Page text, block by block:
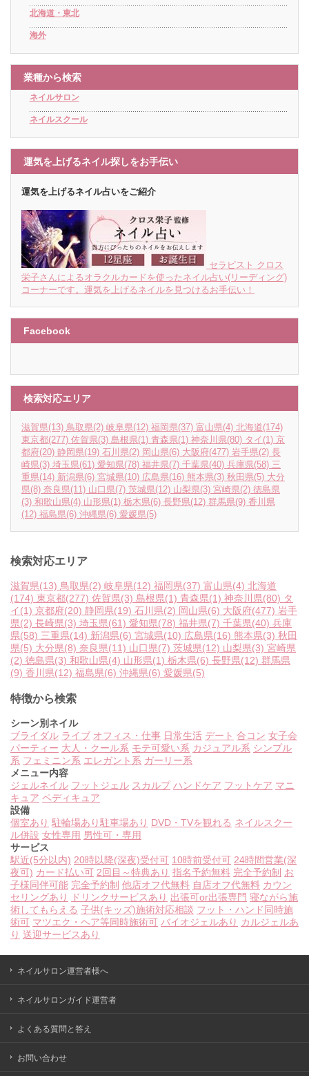
北海道・東北
海外
業種から検索
ネイルサロン
ネイルスクール
運気を上げるネイル探しをお手伝い
運気を上げるネイル占いをご紹介
セラピスト クロス
栄子さんによるオラクルカードを使ったネイル占い(リーディング)
コーナーです。運気を上げるネイルを見つけるお手伝い！
Facebook
検索対応エリア
滋賀県(13) 鳥取県(2) 岐阜県(12) 福岡県(37) 富山県(4) 北海道(174)
東京都(277) 佐賀県(3) 島根県(1) 青森県(1) 神奈川県(80) タイ (1) 京
都府(20) 静岡県(19) 石川県(2) 岡山県(6) 大阪府(477) 岩手県(2) 長
崎県(3) 埼玉県(61) 愛知県(78) 福井県(7) 千葉県(40) 兵庫県(58) 三
重県(14) 新潟県(6) 宮城県(10) 広島県(16) 熊本県(3) 秋田県(5) 大分
県(8) 奈良県(11) 山口県(7) 茨城県(12) 山梨県(3) 宮崎県(2) 徳島県
(3) 和歌山県(4) 山形県(1) 栃木県(6) 長野県(12) 群馬県(9) 香川県
(12) 福島県(6) 沖縄県(6) 愛媛県(5)
検索対応エリア
滋賀県(13) 鳥取県(2) 岐阜県(12) 福岡県(37) 富山県(4) 北海道
(174) 東京都(277) 佐賀県(3) 島根県(1) 青森県(1) 神奈川県(80) タ
イ(1) 京都府(20) 静岡県(19) 石川県(2) 岡山県(6) 大阪府(477) 岩手
県(2) 長崎県(3) 埼玉県(61) 愛知県(78) 福井県(7) 千葉県(40) 兵庫
県(58) 三重県(14) 新潟県(6) 宮城県(10) 広島県(16) 熊本県(3) 秋田
県(5) 大分県(8) 奈良県(11) 山口県(7) 茨城県(12) 山梨県(3) 宮崎県
(2) 徳島県(3) 和歌山県(4) 山形県(1) 栃木県(6) 長野県(12) 群馬県
(9) 香川県(12) 福島県(6) 沖縄県(6) 愛媛県(5)
特徴から検索
シーン別ネイル
ブライダル ライブ オフィス・仕事 日常生活 デート 合コン 女子会
パーティー 大人・クール系 モテ可愛い系 カジュアル系 シンプル
系 フェミニン系 エレガント系 ガーリー系
メニュー内容
ジェルネイル フットジェル スカルプ ハンドケア フットケア マニ
キュア ペディキュア
設備
個室あり 駐輪場あり駐車場あり DVD・TVを観れる ネイルスクー
ル併設 女性専用 男性可・専用
サービス
駅近(5分以内) 20時以降(深夜)受付可 10時前受付可 24時間営業(深
夜可) カード払い可 2回目～特典あり 指名予約無料 完全予約制 お
子様同伴可能 完全予約制 他店オフ代無料 自店オフ代無料 カウン
セリングあり
ドリンクサービスあり 出張可or出張専門 寝ながら施
術してもらえる 子供(キッズ)施術対応相談 フット・ハンド同時施
術可 マツエク・ヘア等同時施術可 バイオジェルあり カルジェルあ
り 送迎サービスあり
ネイルサロン運営者様へ
ネイルサロンガイド運営者
よくある質問と答え
お問い合わせ